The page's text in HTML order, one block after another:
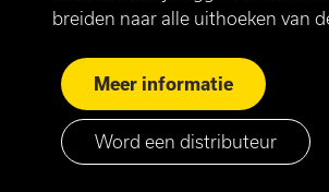
breiden naar alle uithoeken van
Meer informatie
Word een distributeur